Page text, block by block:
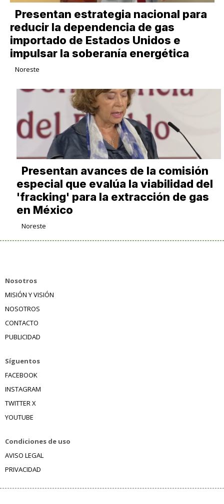
Presentan estrategia nacional para
reducir la dependencia de gas
importado de Estados Unidos e
impulsar la soberanía energética
Noreste
Presentan avances de la comisión
especial que evalúa la viabilidad del
'fracking' para la extracción de gas
en México
Noreste
Nosotros
MISIÓN Y VISIÓN
NOSOTROS
CONTACTO
PUBLICIDAD
Síguentos
FACEBOOK
INSTAGRAM
TWITTER X
YOUTUBE
Condiciones de uso
AVISO LEGAL
PRIVACIDAD